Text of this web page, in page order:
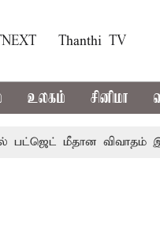
Thanthi TV
உலகம் சினிமா
மீதான விவாதம் இன்று